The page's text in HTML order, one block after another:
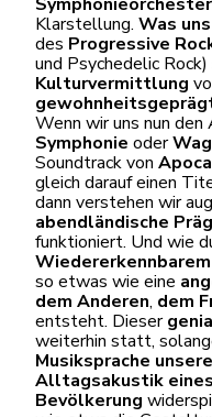
Klarstellung. Was
des Progressive
und Psychedelic
Kulturvermittlung
Wenn wir uns nun
Symphonie oder
Soundtrack von
gleich darauf einen
dann verstehen wir
abendländische
funktioniert. Und wie
Wiedererkennbarem
so etwas wie eine
dem Anderen, dem
entsteht. Dieser
weiterhin statt,
Musiksprache
Alltagsakustik
Bevölkerung